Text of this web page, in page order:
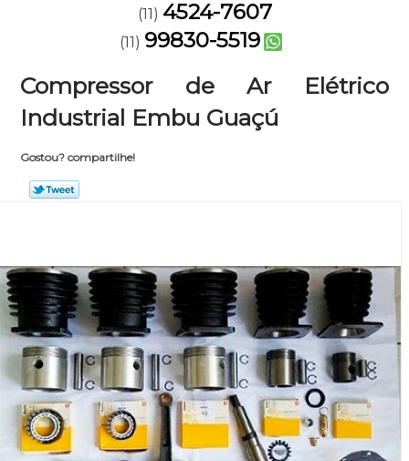
(11) 4524-7607
(11) 99830-5519
Compressor de Ar Elétrico
Industrial Embu Guaçú
Gostou? compartilhe!